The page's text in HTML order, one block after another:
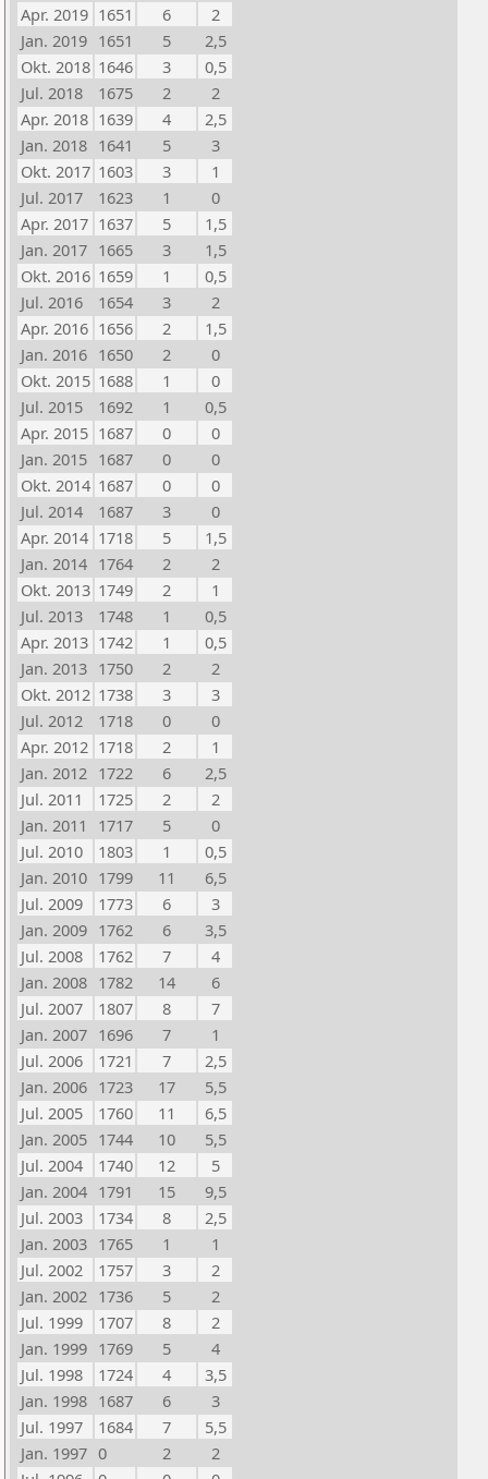
Apr. 2019 1651 6
2
Jan. 2019 1651 5
2,5
Okt. 2018 1646 3
0,5
Jul. 2018
1675 2
2
Apr. 2018 1639 4
2,5
Jan. 2018 1641 5
3
Okt. 2017 1603 3
1
Jul. 2017
1623 1
0
Apr. 2017 1637 5
1,5
Jan. 2017 1665 3
1,5
Okt. 2016 1659 1
0,5
Jul. 2016
1654 3
2
Apr. 2016 1656 2
1,5
Jan. 2016 1650 2
0
Okt. 2015 1688 1
0
Jul. 2015
1692 1
0,5
Apr. 2015 1687 0
0
Jan. 2015 1687 0
0
Okt. 2014 1687 0
0
Jul. 2014
1687 3
0
Apr. 2014 1718 5
1,5
Jan. 2014 1764 2
2
Okt. 2013 1749 2
1
Jul. 2013
1748 1
0,5
Apr. 2013 1742 1
0,5
Jan. 2013 1750 2
2
Okt. 2012 1738 3
3
Jul. 2012
1718 0
0
Apr. 2012 1718 2
1
Jan. 2012 1722 6
2,5
Jul. 2011
1725 2
2
Jan. 2011
1717 5
0
Jul. 2010
1803 1
0,5
Jan. 2010 1799 11
6,5
Jul. 2009
1773 6
3
Jan. 2009 1762 6
3,5
Jul. 2008
1762 7
4
Jan. 2008 1782 14
6
Jul. 2007
1807 8
7
Jan. 2007 1696 7
1
Jul. 2006
1721 7
2,5
Jan. 2006 1723 17
5,5
Jul. 2005
1760 11
6,5
Jan. 2005 1744 10
5,5
Jul. 2004
1740 12
5
Jan. 2004 1791 15
9,5
Jul. 2003
1734 8
2,5
Jan. 2003 1765 1
1
Jul. 2002
1757 3
2
Jan. 2002 1736 5
2
Jul. 1999
1707 8
2
Jan. 1999 1769 5
4
Jul. 1998
1724 4
3,5
Jan. 1998 1687 6
3
Jul. 1997
1684 7
5,5
Jan. 1997 0 2
2